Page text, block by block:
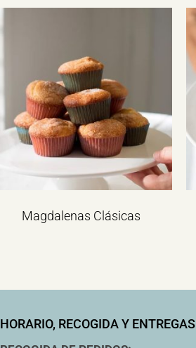
Magdalenas Clásicas
HORARIO, RECOGIDA Y ENTREGAS